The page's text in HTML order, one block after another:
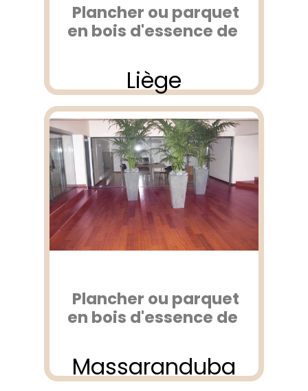
Plancher ou parquet
en bois d'essence de
Liège
Plancher ou parquet
en bois d'essence de
Massaranduba